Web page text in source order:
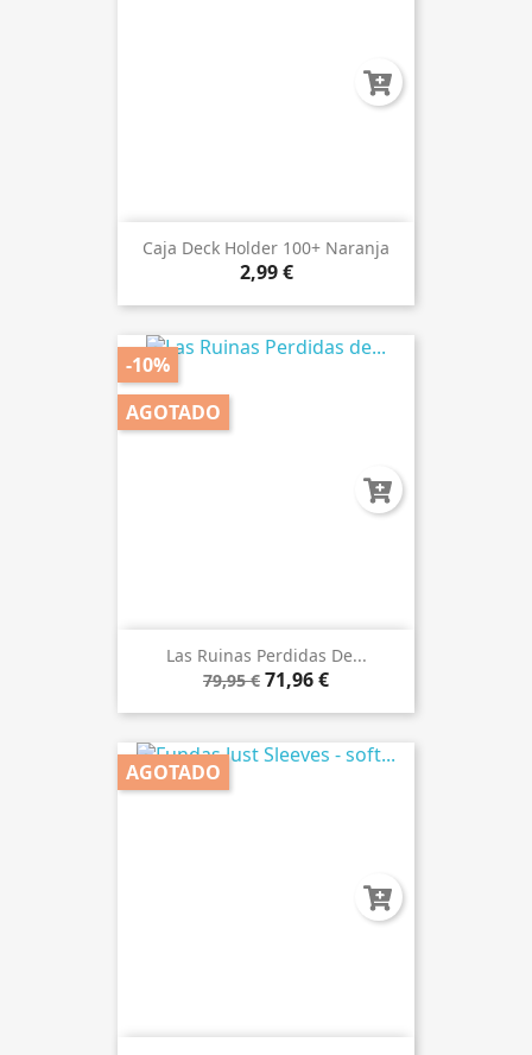
Caja Deck Holder 100+ Naranja
2,99 €
Las Ruinas Perdidas De...
79,95 € 71,96 €
-10%
AGOTADO
AGOTADO